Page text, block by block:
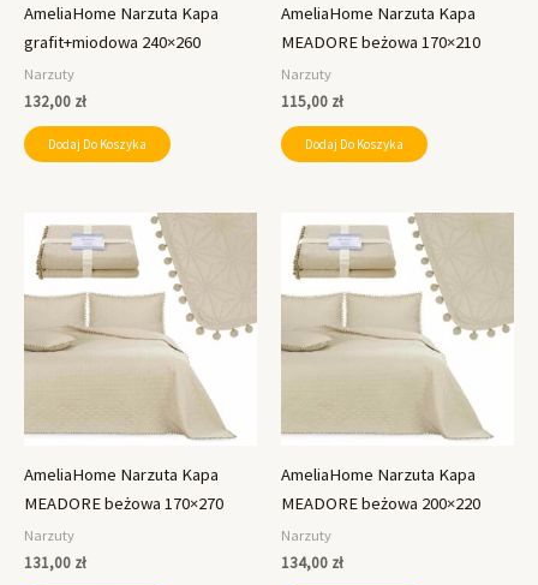
AmeliaHome Narzuta Kapa
grafit+miodowa 240×260
Narzuty
132,00 zł
Dodaj Do Koszyka
AmeliaHome Narzuta Kapa
MEADORE beżowa 170×210
Narzuty
115,00 zł
Dodaj Do Koszyka
AmeliaHome Narzuta Kapa
MEADORE beżowa 170×270
Narzuty
131,00 zł
AmeliaHome Narzuta Kapa
MEADORE beżowa 200×220
Narzuty
134,00 zł